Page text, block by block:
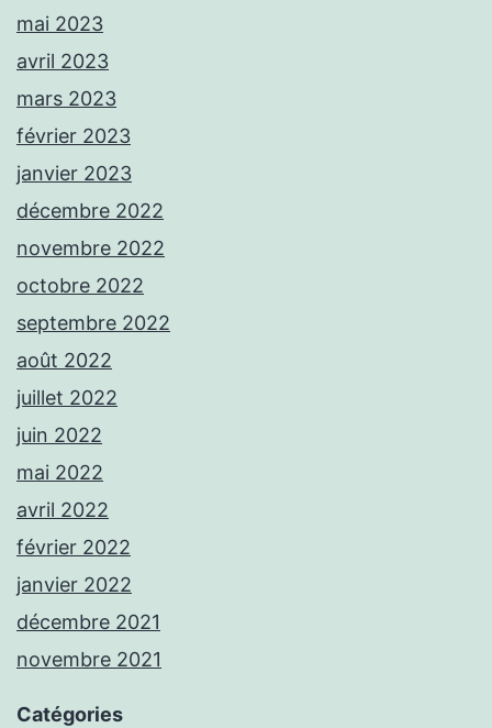
mai 2023
avril 2023
mars 2023
février 2023
janvier 2023
décembre 2022
novembre 2022
octobre 2022
septembre 2022
août 2022
juillet 2022
juin 2022
mai 2022
avril 2022
février 2022
janvier 2022
décembre 2021
novembre 2021
Catégories